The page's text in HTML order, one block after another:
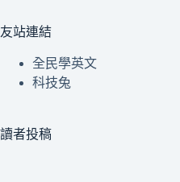
友站連結
全民學英文
科技兔
讀者投稿